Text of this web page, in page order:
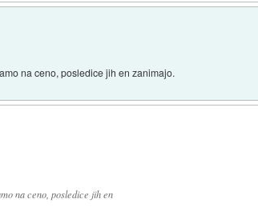
na ceno, posledice jih en zanimajo.
na ceno, posledice jih en